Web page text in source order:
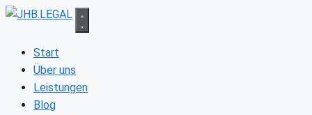
Zum
springenStart
Über uns
Leistungen
Blog